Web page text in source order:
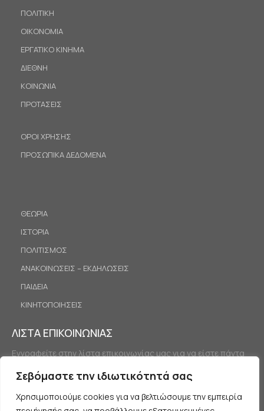
Σεβόμαστε την ιδιωτικότητά σας
Χρησιμοποιούμε cookies για να βελτιώσουμε την εμπειρία
ΠΟΛΙΤΙΚΗ
ΟΙΚΟΝΟΜΙΑ
ΕΡΓΑΤΙΚΟ ΚΙΝΗΜΑ
ΔΙΕΘΝΗ
ΚΟΙΝΩΝΙΑ
ΠΡΟΤΑΣΕΙΣ
ΟΡΟΙ ΧΡΗΣΗΣ
ΠΡΟΣΩΠΙΚΑ ΔΕΔΟΜΕΝΑ
ΘΕΩΡΙΑ
ΙΣΤΟΡΙΑ
ΠΟΛΙΤΙΣΜΟΣ
ΑΝΑΚΟΙΝΩΣΕΙΣ – ΕΚΔΗΛΩΣΕΙΣ
ΠΑΙΔΕΙΑ
ΚΙΝΗΤΟΠΟΙΗΣΕΙΣ
ΛΙΣΤΑ ΕΠΙΚΟΙΝΩΝΙΑΣ
Εγγραφείτε στην λίστα επικοινωνίας μας για να είστε πάντα